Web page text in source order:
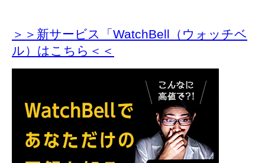
＞＞新サービス「WatchBell（ウォッチベ
ル）はこちら＜＜